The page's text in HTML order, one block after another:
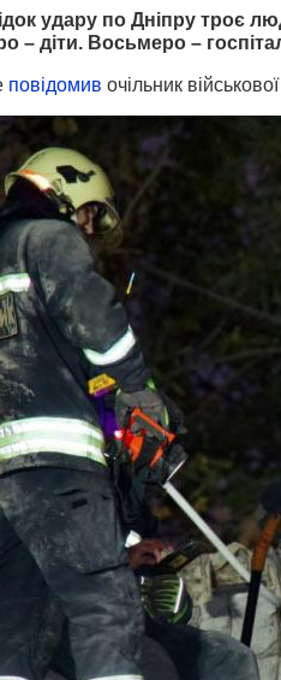
удару по Дніпру троє
– діти. Восьмеро –
повідомив очільник